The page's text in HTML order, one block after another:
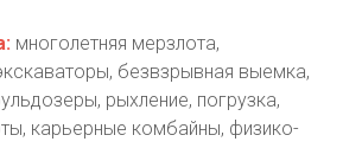
многолетняя мерзлота,
безвзрывная выемка,
рыхление, погрузка,
карьерные комбайны, физико-